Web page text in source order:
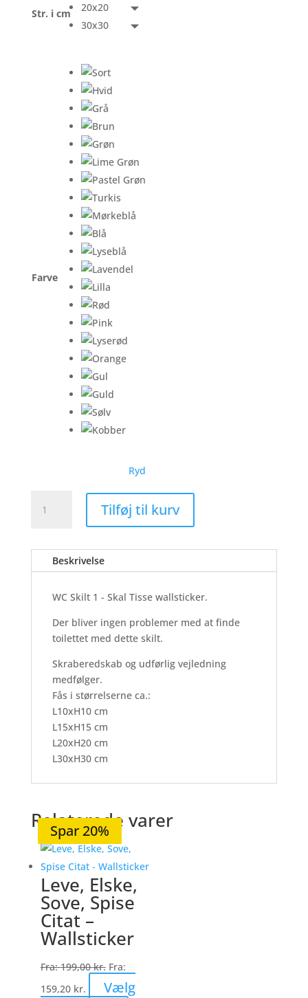
Str. i cm
20x20
30x30
Farve
Ryd
Skilt
antal
Tilføj til kurv
Beskrivelse
WC Skilt 1 - Skal Tisse wallsticker.
Der bliver ingen problemer med at finde
toilettet med dette skilt.
Skraberedskab og udførlig vejledning
medfølger.
Fås i størrelserne ca.:
L10xH10 cm
L15xH15 cm
L20xH20 cm
L30xH30 cm
Relaterede varer
Spar 20%
Leve, Elske,
Sove, Spise
Citat –
Wallsticker
Fra:199,00kr. Fra:
159,20 kr. Vælg
Spar 20%
Spar 20%
Spar 20%
Spar 20%